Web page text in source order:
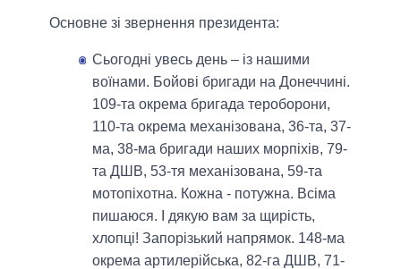
Основне зі звернення президента:
Сьогодні увесь день – із нашими
воїнами. Бойові бригади на Донеччині.
109-та окрема бригада тероборони,
110-та окрема механізована, 36-та, 37-
ма, 38-ма бригади наших морпіхів, 79-
та ДШВ, 53-тя механізована, 59-та
мотопіхотна. Кожна - потужна. Всіма
пишаюся. І дякую вам за щирість,
хлопці! Запорізький напрямок. 148-ма
окрема артилерійська, 82-га ДШВ, 71-